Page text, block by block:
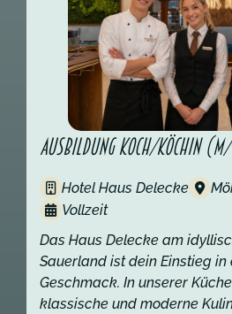
Ausbildung Koch/Köchin
Hotel Haus Delecke
Vollzeit
Das Haus Delecke am
Sauerland ist dein Einstieg in
Geschmack. In unserer
klassische und moderne